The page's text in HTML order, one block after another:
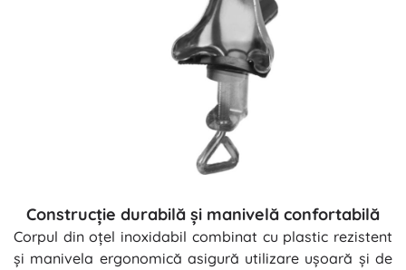
Construcție durabilă și manivelă confortabilă
Corpul din oțel inoxidabil combinat cu plastic rezistent
și manivela ergonomică asigură utilizare ușoară și de